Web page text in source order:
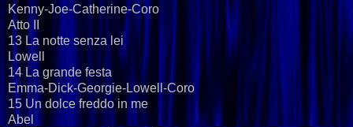
Kenny-Joe-Catherine-Coro
Atto II
13 La notte senza lei
Lowell
14 La grande festa
Emma-Dick-Georgie-Lowell-Coro
15 Un dolce freddo in me
Abel